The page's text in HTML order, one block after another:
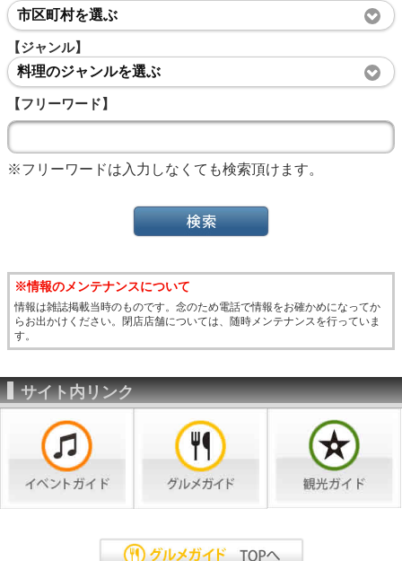
市区町村を選ぶ
【ジャンル】
料理のジャンルを選ぶ
【フリーワード】
※フリーワードは入力しなくても検索頂けます。
※情報のメンテナンスについて
情報は雑誌掲載当時のものです。念のため電話で情報をお確かめになってか
らお出かけください。閉店店舗については、随時メンテナンスを行っていま
す。
サイト内リンク